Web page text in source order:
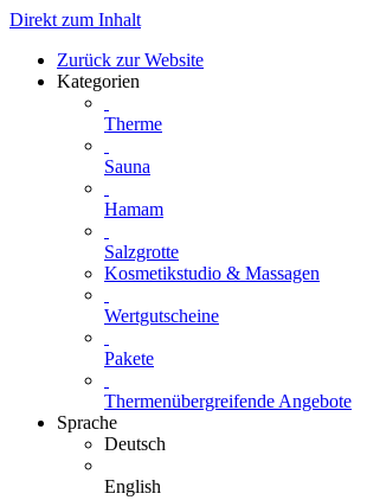
Direkt zum Inhalt
Zurück zur Website
Kategorien
Therme
Sauna
Hamam
Salzgrotte
Kosmetikstudio & Massagen
Wertgutscheine
Pakete
Thermenübergreifende Angebote
Sprache
Deutsch
English